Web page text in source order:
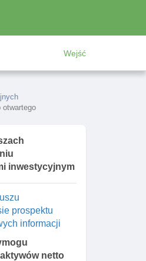
Wejść
otwartego
inwestycyjnym
funduszu
funduszu
I
funduszu
zapisy na
certyfikaty
prospektu
informacji
netto